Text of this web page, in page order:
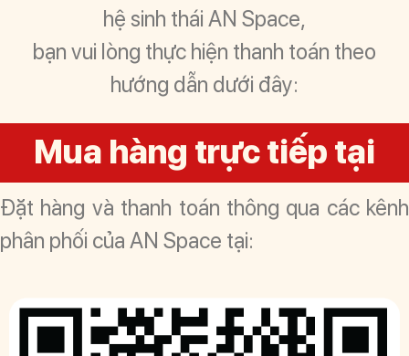
hệ sinh thái AN Space,
bạn vui lòng thực hiện thanh toán theo
hướng dẫn dưới đây:
Mua hàng trực tiếp tại
Đặt hàng và thanh toán thông qua các kênh
phân phối của AN Space tại: